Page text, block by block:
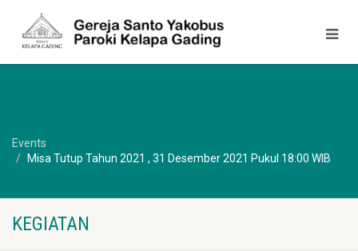
Events
Misa Tutup Tahun 2021 , 31 Desember 2021 Pukul 18:00 WIB
KEGIATAN